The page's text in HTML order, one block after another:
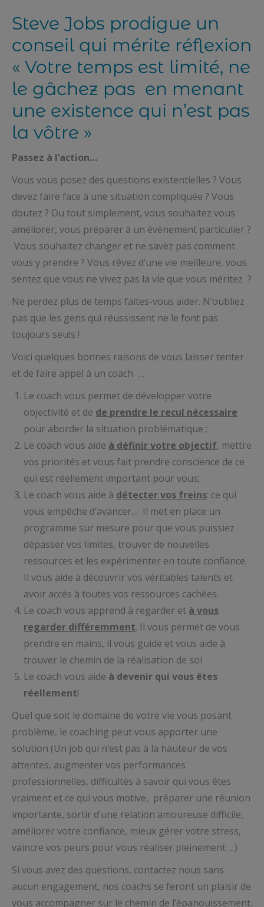
Steve Jobs prodigue un
conseil qui mérite réflexion
« Votre temps est limité, ne
le gâchez pas en menant
une existence qui n’est pas
la vôtre »
Passez à l’action…
Vous vous posez des questions existentielles ? Vous
devez faire face à une situation compliquée ? Vous
doutez ? Ou tout simplement, vous souhaitez vous
améliorer, vous préparer à un évènement particulier ?
Vous souhaitez changer et ne savez pas comment
vous y prendre ? Vous rêvez d’une vie meilleure, vous
sentez que vous ne vivez pas la vie que vous méritez ?
Ne perdez plus de temps faites-vous aider. N’oubliez
pas que les gens qui réussissent ne le font pas
toujours seuls !
Voici quelques bonnes raisons de vous laisser tenter
et de faire appel à un coach …
Le coach vous permet de développer votre
objectivité et de de prendre le recul nécessaire
pour aborder la situation problématique ;
Le coach vous aide à définir votre objectif, mettre
vos priorités et vous fait prendre conscience de ce
qui est réellement important pour vous;
Le coach vous aide à détecter vos freins: ce qui
vous empêche d’avancer… Il met en place un
programme sur mesure pour que vous puissiez
dépasser vos limites, trouver de nouvelles
ressources et les expérimenter en toute confiance.
Il vous aide à découvrir vos véritables talents et
avoir accès à toutes vos ressources cachées.
Le coach vous apprend à regarder et à vous
regarder différemment. Il vous permet de vous
prendre en mains, il vous guide et vous aide à
trouver le chemin de la réalisation de soi
Le coach vous aide à devenir qui vous êtes
réellement!
Quel que soit le domaine de votre vie vous posant
problème, le coaching peut vous apporter une
solution (Un job qui n’est pas à la hauteur de vos
attentes, augmenter vos performances
professionnelles, difficultés à savoir qui vous êtes
vraiment et ce qui vous motive, préparer une réunion
importante, sortir d’une relation amoureuse difficile,
améliorer votre confiance, mieux gérer votre stress,
vaincre vos peurs pour vous réaliser pleinement …)
Si vous avez des questions, contactez nous sans
aucun engagement, nos coachs se feront un plaisir de
vous accompagner sur le chemin de l’épanouissement.